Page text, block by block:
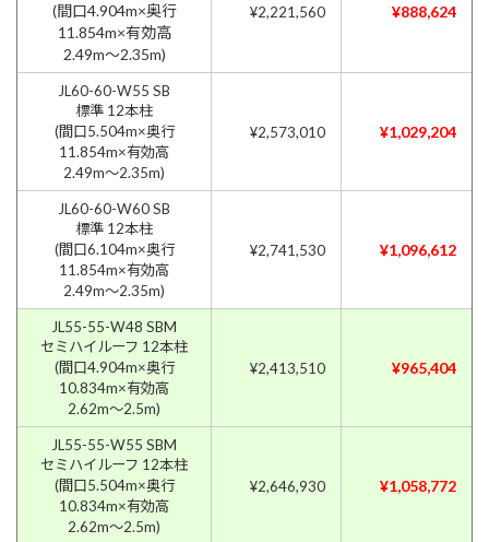
(間口4.904m×奥行
11.854m×有効高
2.49m〜2.35m)
¥2,221,560 ¥888,624
JL60-60-W55 SB
標準 12本柱
(間口5.504m×奥行
11.854m×有効高
2.49m〜2.35m)
¥2,573,010 ¥1,029,204
JL60-60-W60 SB
標準 12本柱
(間口6.104m×奥行
11.854m×有効高
2.49m〜2.35m)
¥2,741,530 ¥1,096,612
JL55-55-W48 SBM
セミハイルーフ 12本柱
(間口4.904m×奥行
10.834m×有効高
2.62m〜2.5m)
¥2,413,510 ¥965,404
JL55-55-W55 SBM
セミハイルーフ 12本柱
(間口5.504m×奥行
10.834m×有効高
2.62m〜2.5m)
¥2,646,930 ¥1,058,772